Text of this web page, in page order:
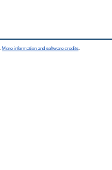
More information and software credits